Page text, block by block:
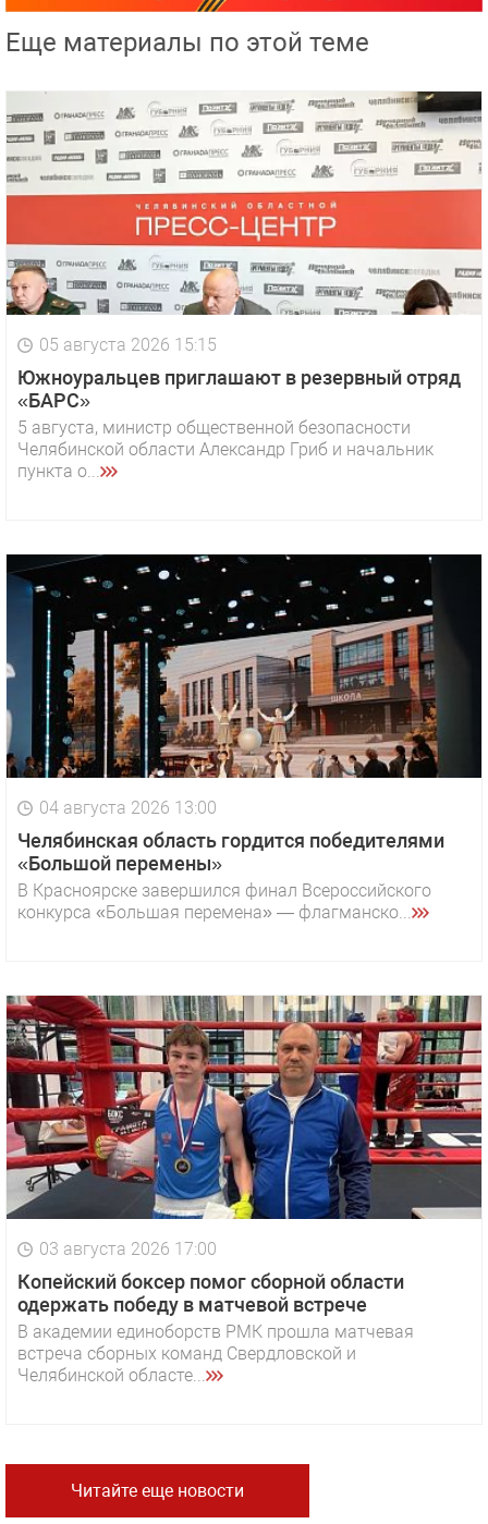
Еще материалы по этой теме
05 августа 2026 15:15
Южноуральцев приглашают в резервный отряд
«БАРС»
5 августа, министр общественной безопасности
Челябинской области Александр Гриб и начальник
пункта о...
04 августа 2026 13:00
Челябинская область гордится победителями
«Большой перемены»
В Красноярске завершился финал Всероссийского
конкурса «Большая перемена» — флагманско...
03 августа 2026 17:00
Копейский боксер помог сборной области
одержать победу в матчевой встрече
В академии единоборств РМК прошла матчевая
встреча сборных команд Свердловской и
Челябинской областе...
Читайте еще новости